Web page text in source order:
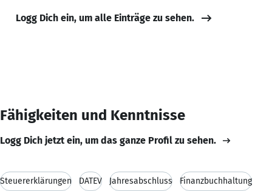
Logg Dich ein, um alle Einträge zu sehen.
Fähigkeiten und Kenntnisse
Logg Dich jetzt ein, um das ganze Profil zu sehen.
Steuererklärungen DATEV Jahresabschluss Finanzbuchhaltung